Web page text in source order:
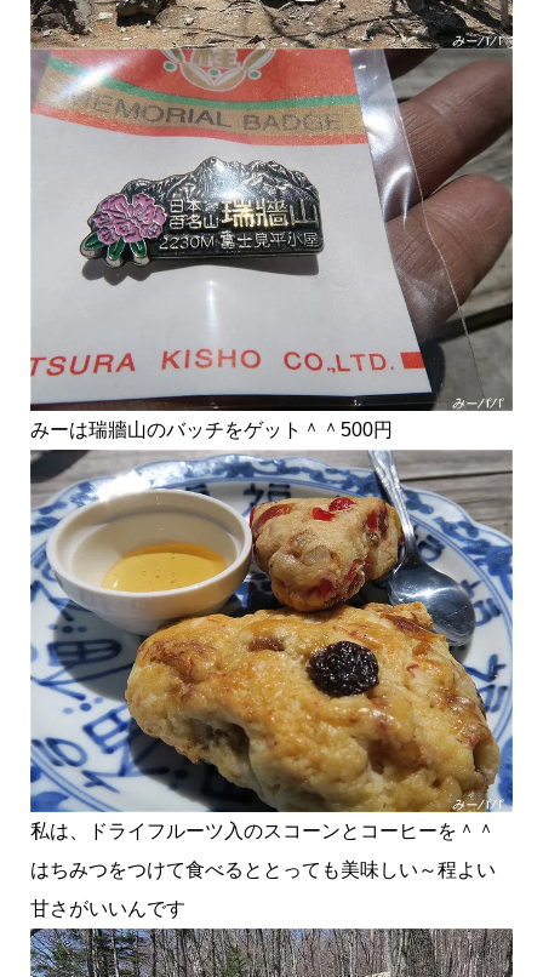
みーは瑞牆山のバッチをゲット＾＾500円
私は、ドライフルーツ入のスコーンとコーヒーを＾＾
はちみつをつけて食べるととっても美味しい～程よい
甘さがいいんです